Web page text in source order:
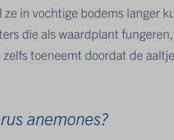
in vochtige bodems langer
die als waardplant
toeneemt doordat de
anemones?